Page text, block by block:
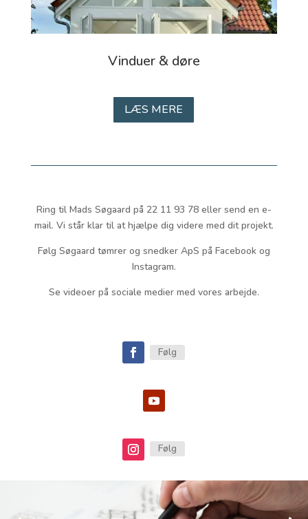
Vinduer & døre
LÆS MERE
Ring til Mads Søgaard på 22 11 93 78 eller send en e-
mail. Vi står klar til at hjælpe dig videre med dit projekt.
Følg Søgaard tømrer og snedker ApS på Facebook og
Instagram.
Se videoer på sociale medier med vores arbejde.
Følg
Følg